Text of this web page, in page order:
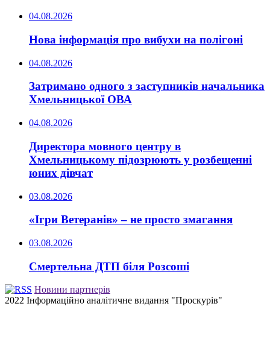
04.08.2026
Нова інформація про вибухи на полігоні
04.08.2026
Затримано одного з заступників начальника
Хмельницької ОВА
04.08.2026
Директора мовного центру в
Хмельницькому підозрюють у розбещенні
юних дівчат
03.08.2026
«Ігри Ветеранів» – не просто змагання
03.08.2026
Смертельна ДТП біля Розсоші
Новини партнерів
2022 Інформаційно аналітичне видання "Проскурів"